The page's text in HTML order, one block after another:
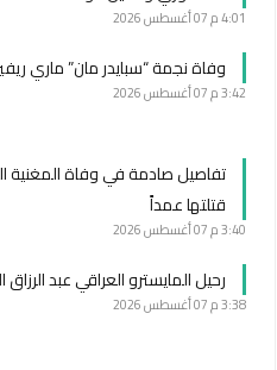
4:01 م 07 أغسطس 2026
وفاة نجمة “سبايدر مان” ماري ريفيرا عن
3:42 م 07 أغسطس 2026
قتلتها عمداً
3:40 م 07 أغسطس 2026
رحيل المايسترو العراقي عبد الرزاق
3:38 م 07 أغسطس 2026